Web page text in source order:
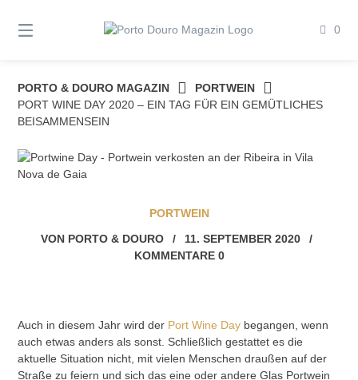
zum
Inhalt
0
PORTO & DOURO MAGAZIN
PORTWEIN
PORT WINE DAY 2020 – EIN TAG FÜR EIN GEMÜTLICHES
BEISAMMENSEIN
PORTWEIN
VON PORTO & DOURO / 11. SEPTEMBER 2020
/
KOMMENTARE 0
Auch in diesem Jahr wird der Port Wine Day begangen, wenn
auch etwas anders als sonst. Schließlich gestattet es die
aktuelle Situation nicht, mit vielen Menschen draußen auf der
Straße zu feiern und sich das eine oder andere Glas Portwein